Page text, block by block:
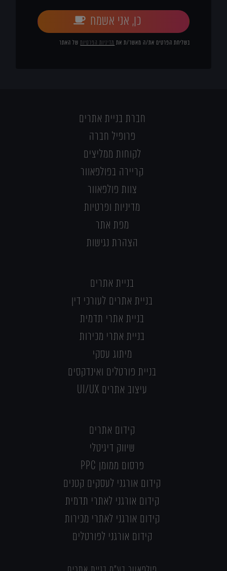
כן, אני אשמח
בשליחת הפרטים את/ה מאשר/ת את מדיניות הפרטיותשל האתר
חברת בניית אתרים
פרופיל חברה
לקוחות ממליצים
קריירה בפולפאוור
צוות פולפאוור
מדיניות ופרטיות
מפת אתר
הצהרת נגישות
בניית אתרים
בניית אתרים לעורכי דין
בניית אתרי תדמית
בניית אתרי מכירות
מיתוג עסקי
בניית פורטלים ואינדקסים
עיצוב אתרים UI/UX
קידום אתרים
שיווק דיגיטלי
פרסום ממומן PPC
קידום אורגני לעסקים קטנים
קידום אורגני לאתרי תדמית
קידום אורגני לאתרי מכירות
קידום אורגני לפורטלים